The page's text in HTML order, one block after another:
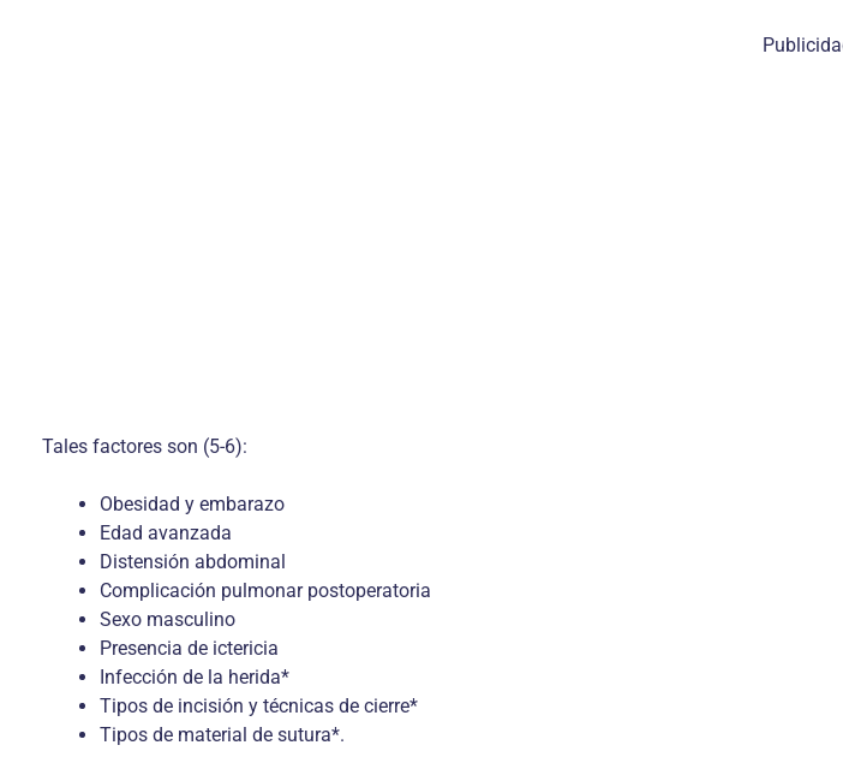
Tales factores son (5-6):
Obesidad y embarazo
Edad avanzada
Distensión abdominal
Complicación pulmonar postoperatoria
Sexo masculino
Presencia de ictericia
Infección de la herida*
Tipos de incisión y técnicas de cierre*
Tipos de material de sutura*.